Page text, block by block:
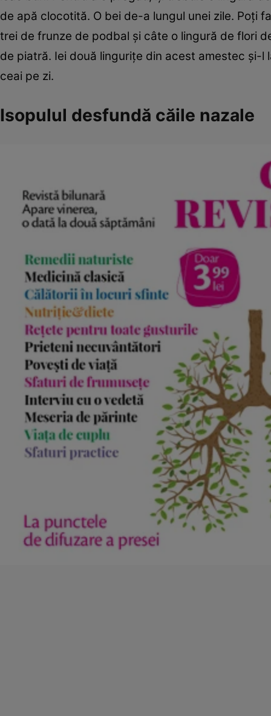
de apă clocotită. O bei de-a lungul unei zile. Poţi
trei de frunze de podbal şi câte o lingură de flori
de piatră. Iei două linguriţe din acest amestec şi-
ceai pe zi.
Isopulul desfundă căile nazale